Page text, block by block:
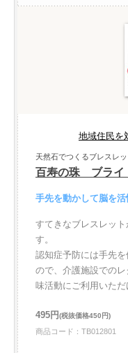
地域住民を
天然石でつくるブレスレ
百寿の珠 ブライ
手先を動かして脳を活
すてきなブレスレッ
す。
認知症予防には手先
ので、介護施設での
味活動にご利用いただ
495円(税抜価格450円)
商品コード：TB012801